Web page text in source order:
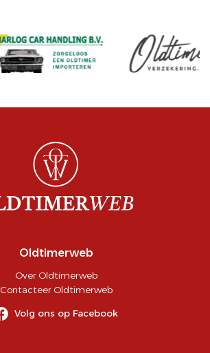
Oldtimerweb
Over Oldtimerweb
Contacteer Oldtimerweb
Volg ons op Facebook